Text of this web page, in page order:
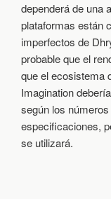
dependerá de una
plataformas están
imperfectos de
probable que el
que el ecosistema
Imagination
según los
especificaciones,
se utilizará.